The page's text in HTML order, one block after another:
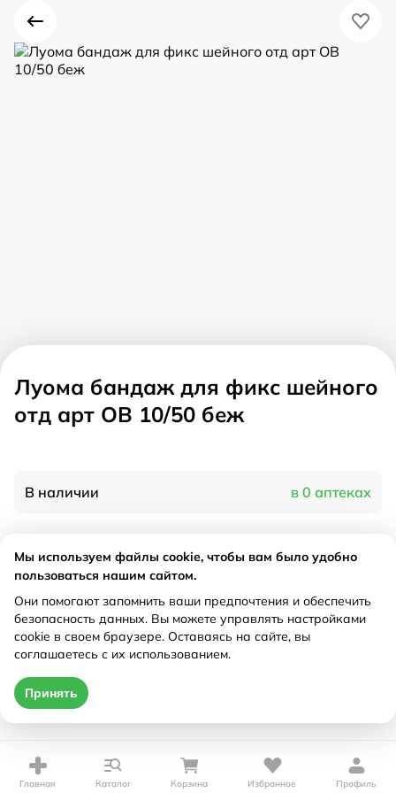
Луома бандаж для фикс шейного
отд арт OB 10/50 беж
В наличии в 0 аптеках
Характеристики
Рецепт
Не требуется
Главная Каталог Корзина Избранное Профиль
Мы используем файлы cookie, чтобы вам было удобно
пользоваться нашим сайтом.
Они помогают запомнить ваши предпочтения и обеспечить
безопасность данных. Вы можете управлять настройками
cookie в своем браузере. Оставаясь на сайте, вы
соглашаетесь с их использованием.
Принять